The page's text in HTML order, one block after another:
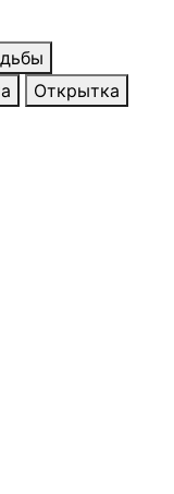
Открытка